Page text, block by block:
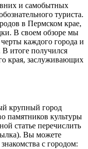
и самобытных
туриста.
в Пермском крае,
В своем обзоре мы
каждого города и
В итоге получился
края, заслуживающих
крупный город
памятников культуры
статье перечислить
Вы можете
с городом: